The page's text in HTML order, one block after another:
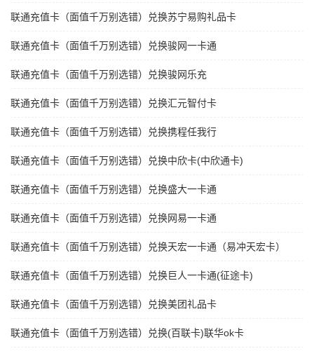
联通充值卡（面值千万别选错）兑换苏宁易购礼品卡
联通充值卡（面值千万别选错）兑换骏网一卡通
联通充值卡（面值千万别选错）兑换骏网乐充
联通充值卡（面值千万别选错）兑换汇元智付卡
联通充值卡（面值千万别选错）兑换携程任我行
联通充值卡（面值千万别选错）兑换中欣卡(中欣通卡)
联通充值卡（面值千万别选错）兑换盛大一卡通
联通充值卡（面值千万别选错）兑换网易一卡通
联通充值卡（面值千万别选错）兑换天宏一卡通（易冲天宏卡）
联通充值卡（面值千万别选错）兑换巨人一卡通(征途卡)
联通充值卡（面值千万别选错）兑换美团礼品卡
联通充值卡（面值千万别选错）兑换(百联卡)联华ok卡